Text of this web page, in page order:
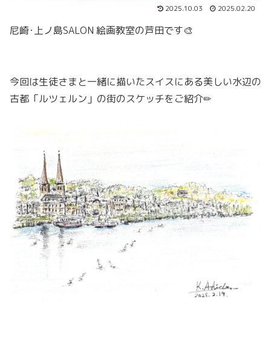
2025.10.03 2025.02.20
尼崎･上ノ島SALON 絵画教室の芦田です🎨
今回は生徒さまと一緒に描いたスイスにある美しい水辺の
古都「ルツェルン」の街のスケッチをご紹介✏︎